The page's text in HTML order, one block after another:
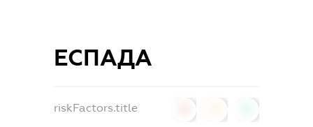
ЕСПАДА
riskFactors.title